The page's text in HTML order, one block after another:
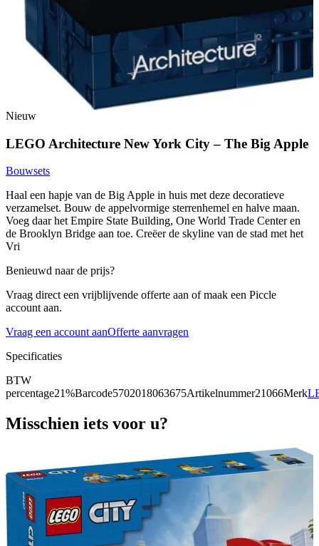
Nieuw
LEGO Architecture New York City – The Big Apple
Bouwsets
Haal een hapje van de Big Apple in huis met deze decoratieve
verzamelset. Bouw de appelvormige sterrenhemel en halve maan.
Voeg daar het Empire State Building, One World Trade Center en
de Brooklyn Bridge aan toe. Creëer de skyline van de stad met het
Vri
Benieuwd naar de prijs?
Vraag direct een vrijblijvende offerte aan of maak een Piccle
account aan.
Vraag een account aanOfferte aanvragen
Specificaties
BTW
percentage21%Barcode5702018063675Artikelnummer21066Merk
Misschien iets voor u?